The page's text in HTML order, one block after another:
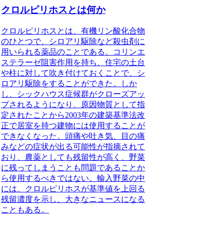
クロルピリホスとは何か
クロルピリホスとは 、有機リン酸化合物
のひとつで、シロアリ駆除など殺虫剤に
用いられる薬品のことである。コリンエ
ステラーゼ阻害作用を持ち、住宅の土台
や柱に対して吹き付けておくことで、シ
ロアリ駆除をすることができた。しか
し、シックハウス症候群がクローズアッ
プされるようになり、原因物質として指
定されたことから2003年の建築基準法改
正で居室を持つ建物には使用することが
できなくなった。頭痛や吐き気、目の痛
みなどの症状が出る可能性が指摘されて
おり、農薬としても残留性が高く、野菜
に残ってしまうことも問題であることか
ら使用するべきではない。輸入野菜の中
には、クロルピリホスが基準値を上回る
残留濃度を示し、大きなニュースになる
こともある。